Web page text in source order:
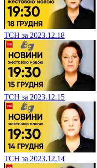
ТСН за 2023.12.18
ТСН за 2023.12.15
ТСН за 2023.12.14